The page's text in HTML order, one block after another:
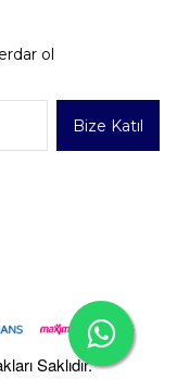
ol
Bize Katıl
Saklıdır.